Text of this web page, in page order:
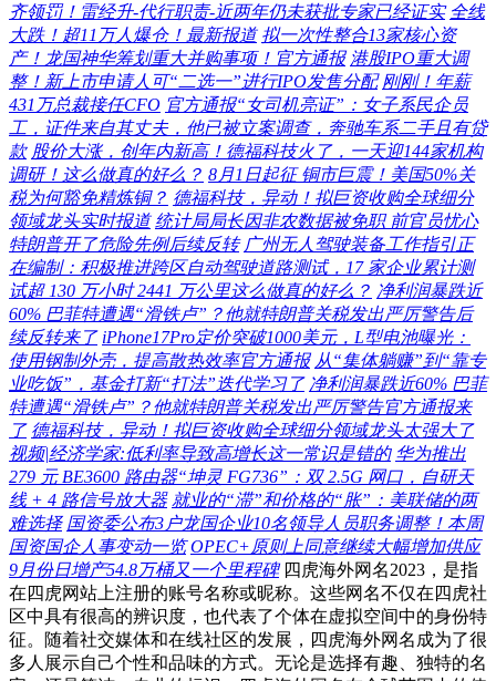
齐领罚！雷经升-代行职责-近两年仍未获批专家已经证实 全线
大跌！超11万人爆仓！最新报道 拟一次性整合13家核心资
产！龙国神华筹划重大并购事项！官方通报 港股IPO重大调
整！新上市申请人可“二选一”进行IPO发售分配 刚刚！年薪
431万总裁接任CFO 官方通报“女司机亮证”：女子系民企员
工，证件来自其丈夫，他已被立案调查，奔驰车系二手且有贷
款 股价大涨，创年内新高！德福科技火了，一天迎144家机构
调研！这么做真的好么？ 8月1日起征 铜市巨震！美国50%关
税为何豁免精炼铜？ 德福科技，异动！拟巨资收购全球细分
领域龙头实时报道 统计局局长因非农数据被免职 前官员忧心
特朗普开了危险先例后续反转 广州无人驾驶装备工作指引正
在编制：积极推进跨区自动驾驶道路测试，17 家企业累计测
试超 130 万小时 2441 万公里这么做真的好么？ 净利润暴跌近
60% 巴菲特遭遇“滑铁卢”？他就特朗普关税发出严厉警告后
续反转来了 iPhone17Pro定价突破1000美元，L型电池曝光：
使用钢制外壳，提高散热效率官方通报 从“集体躺赚”到“靠专
业吃饭”，基金打新“打法”迭代学习了 净利润暴跌近60% 巴菲
特遭遇“滑铁卢”？他就特朗普关税发出严厉警告官方通报来
了 德福科技，异动！拟巨资收购全球细分领域龙头太强大了
视频|经济学家:低利率导致高增长这一常识是错的 华为推出
279 元 BE3600 路由器“坤灵 FG736”：双 2.5G 网口，自研天
线 + 4 路信号放大器 就业的“滞”和价格的“胀”：美联储的两
难选择 国资委公布3户龙国企业10名领导人员职务调整！本周
国资国企人事变动一览 OPEC+原则上同意继续大幅增加供应
9月份日增产54.8万桶又一个里程碑四虎海外网名2023，是指
在四虎网站上注册的账号名称或昵称。这些网名不仅在四虎社
区中具有很高的辨识度，也代表了个体在虚拟空间中的身份特
征。随着社交媒体和在线社区的发展，四虎海外网名成为了很
多人展示自己个性和品味的方式。无论是选择有趣、独特的名